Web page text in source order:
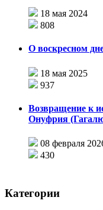
18 мая 2024
808
О воскресном
18 мая 2025
937
Возвращение к
Онуфрия
08 февраля
430
Категории